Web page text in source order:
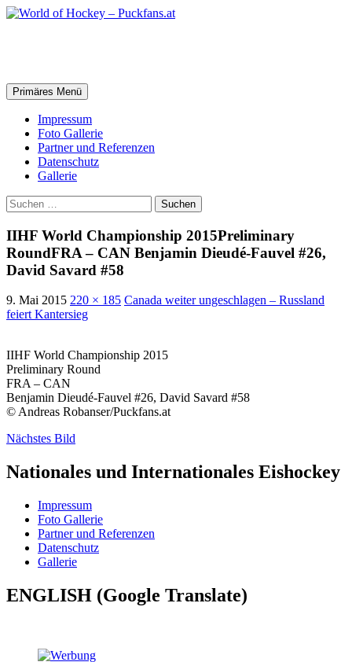
Zum
Suchen
Primäres Menü
Impressum
Foto Gallerie
Partner und Referenzen
Datenschutz
Gallerie
Suchen
nach:
IIHF World Championship 2015Preliminary
RoundFRA – CAN Benjamin Dieudé-Fauvel #26,
David Savard #58
9. Mai 2015 220 × 185 Canada weiter ungeschlagen – Russland
feiert Kantersieg
IIHF World Championship 2015
Preliminary Round
FRA – CAN
Benjamin Dieudé-Fauvel #26, David Savard #58
© Andreas Robanser/Puckfans.at
Nächstes Bild
Nationales und Internationales Eishockey
Impressum
Foto Gallerie
Partner und Referenzen
Datenschutz
Gallerie
ENGLISH (Google Translate)